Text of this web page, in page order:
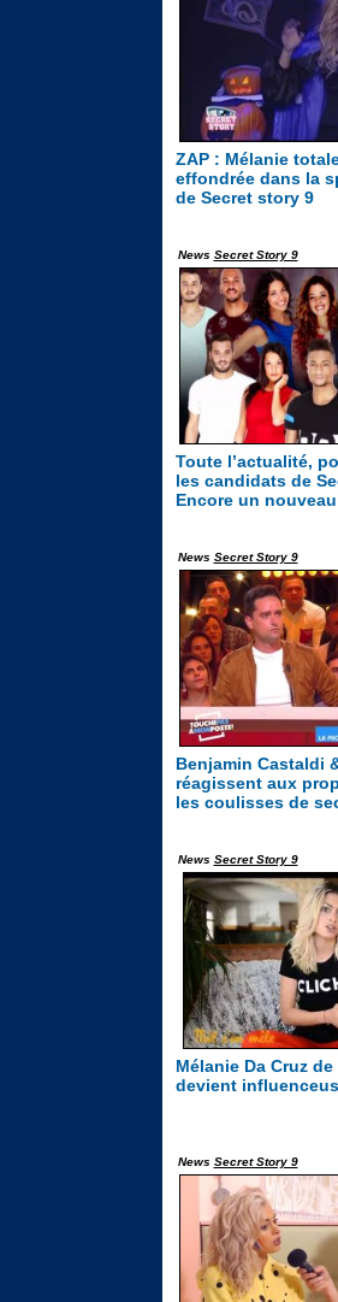
ZAP : Mélanie
effondrée dans la
de Secret story 9
News Secret Story 9
Toute l’actualité,
les candidats de
Encore un
News Secret Story 9
Benjamin Castaldi
réagissent aux
les coulisses de
News Secret Story 9
Mélanie Da Cruz
devient
News Secret Story 9